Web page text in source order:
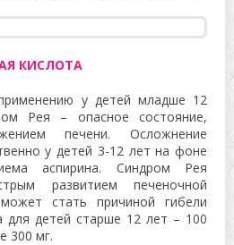
КИСЛОТА
у детей младше 12
Рея – опасное состояние,
печени. Осложнение
у детей 3-12 лет на фоне
аспирина. Синдром Рея
развитием печеночной
стать причиной гибели
для детей старше 12 лет – 100
300 мг.